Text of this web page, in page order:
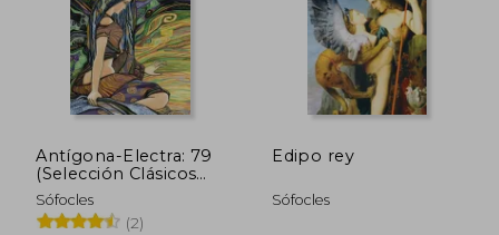
40%
dcto. S/ 45,55
40%
dcto.
Antígona-Electra: 79
(Selección Clásicos
Universales)
Sófocles
(2)
Edipo rey
Sófocles